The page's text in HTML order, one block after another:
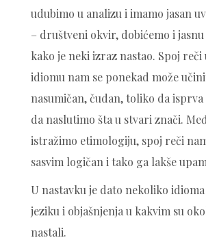
udubimo u analizu i imamo jasan
– društveni okvir, dobićemo i
kako je neki izraz nastao. Spoj reči
idiomu nam se ponekad može
nasumičan, čudan, toliko da
da naslutimo šta u stvari znači.
istražimo etimologiju, spoj reči
sasvim logičan i tako ga lakše
U nastavku je dato nekoliko
jeziku i objašnjenja u kakvim su
nastali.